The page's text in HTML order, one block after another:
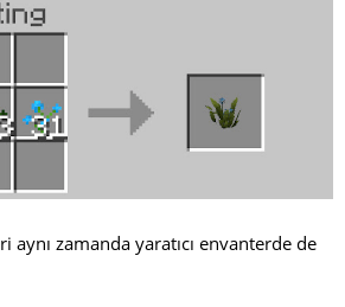
aynı zamanda yaratıcı envanterde de